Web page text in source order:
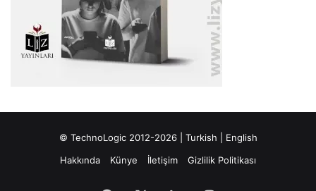
© TechnoLogic 2012-2026 | Turkish
English
Hakkında
Künye İletişim Gizlilik Politikası